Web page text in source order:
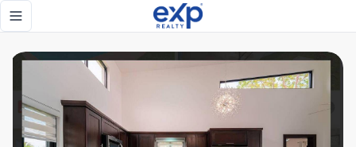
Toggle navigation menu
Villa 842 - eXp Realty República Dominicana